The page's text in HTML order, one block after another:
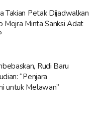
Takian Petak Dijadwalkan
Mojra Minta Sanksi Adat
Rudi Baru
“Penjara
untuk Melawan”